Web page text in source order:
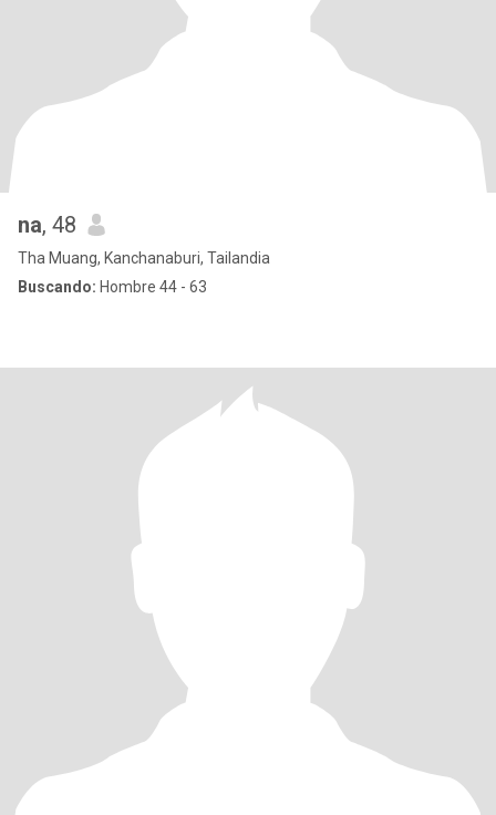
na, 48
Tha Muang, Kanchanaburi, Tailandia
Buscando: Hombre 44 - 63